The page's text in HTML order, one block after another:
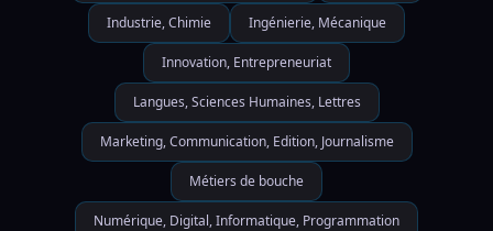
Industrie, Chimie Ingénierie, Mécanique
Innovation, Entrepreneuriat
Langues, Sciences Humaines, Lettres
Marketing, Communication, Edition, Journalisme
Métiers de bouche
Numérique, Digital, Informatique, Programmation